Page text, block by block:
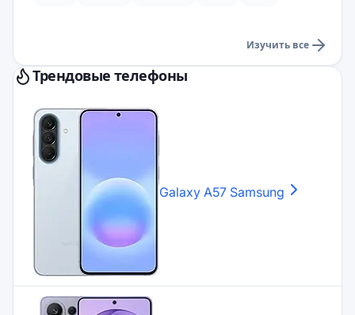
Изучить все
Трендовые телефоны
Galaxy A57 Samsung